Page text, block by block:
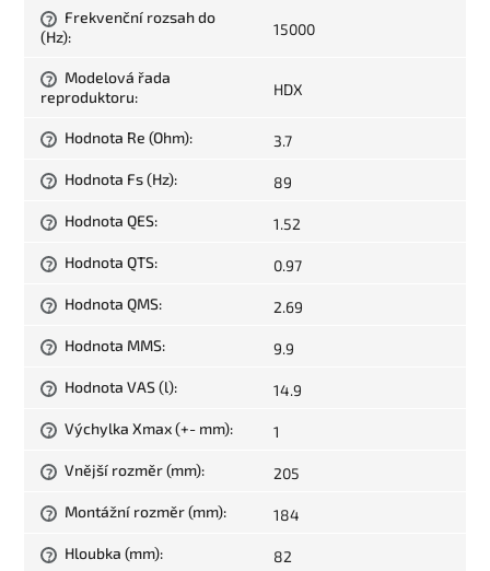
?
Frekvenční rozsah do
(Hz): 15000
?
Modelová řada
reproduktoru: HDX
? Hodnota Re (Ohm): 3.7
? Hodnota Fs (Hz): 89
? Hodnota QES: 1.52
? Hodnota QTS: 0.97
? Hodnota QMS: 2.69
? Hodnota MMS: 9.9
? Hodnota VAS (l): 14.9
? Výchylka Xmax (+- mm): 1
? Vnější rozměr (mm): 205
? Montážní rozměr (mm): 184
? Hloubka (mm): 82